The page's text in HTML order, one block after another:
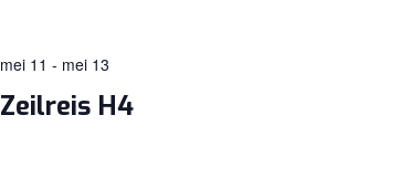
Zeilreis H4
mei 11 - mei 13